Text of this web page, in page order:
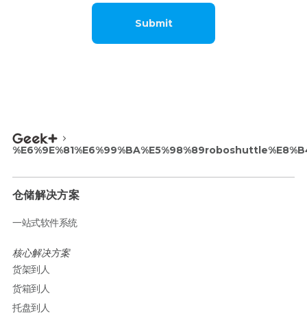
Submit
仓储解决方案
一站式软件系统
核心解决方案
货架到人
货箱到人
托盘到人